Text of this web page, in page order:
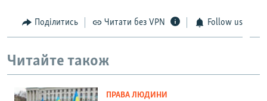
Поділитись Читати без VPN Follow us
Читайте також
ПРАВА ЛЮДИНИ